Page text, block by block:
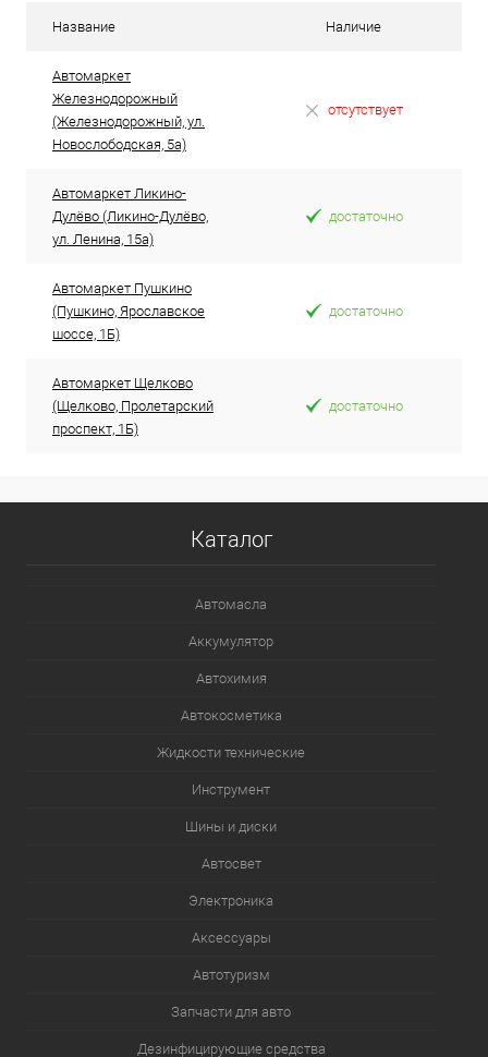
Название Наличие
Автомаркет
Железнодорожный
(Железнодорожный, ул.
Новослободская, 5а)
отсутствует
Автомаркет Ликино-
Дулёво (Ликино-Дулёво,
ул. Ленина, 15а)
достаточно
Автомаркет Пушкино
(Пушкино, Ярославское
шоссе, 1Б)
достаточно
Автомаркет Щелково
(Щелково, Пролетарский
проспект, 1Б)
достаточно
Каталог
Автомасла
Аккумулятор
Автохимия
Автокосметика
Жидкости технические
Инструмент
Шины и диски
Автосвет
Электроника
Аксессуары
Автотуризм
Запчасти для авто
Дезинфицирующие средства